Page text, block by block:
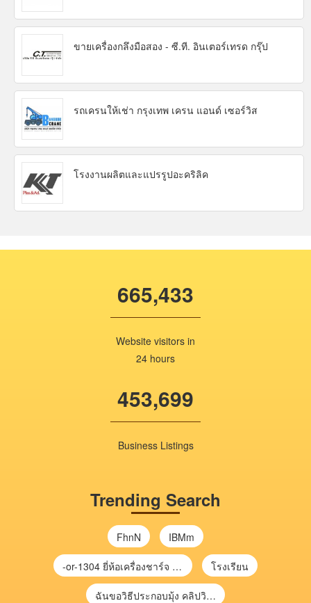
ขายเครื่องกลึงมือสอง - ซี.ที. อินเตอร์เทรด กรุ๊ป
รถเครนให้เช่า กรุงเทพ เครน แอนด์ เซอร์วิส
โรงงานผลิตและแปรรูปอะคริลิค
665,433
Website visitors in
24 hours
453,699
Business Listings
Trending Search
FhnN IBMm
-or-1304 ยี่ห้อเครื่องชาร์จ chargecore โรงเรียน
ฉันขอวิธีประกอบมุ้ง คลิปวิดีโอ การประกอบมุ้ง